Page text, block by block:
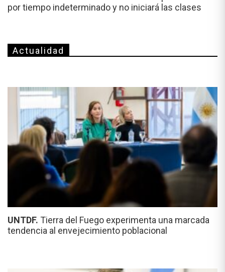
por tiempo indeterminado y no iniciará las clases
Actualidad
UNTDF. Tierra del Fuego experimenta una marcada
tendencia al envejecimiento poblacional